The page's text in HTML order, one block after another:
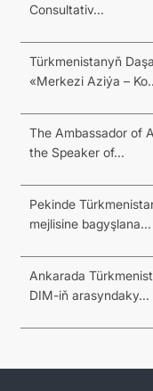
Consultativ...
Türkmenistanyň
«Merkezi Aziýa –
The Ambassador of
the Speaker of...
Pekinde
mejlisine bagyşlana...
Ankarada
DIM-iň arasyndaky...